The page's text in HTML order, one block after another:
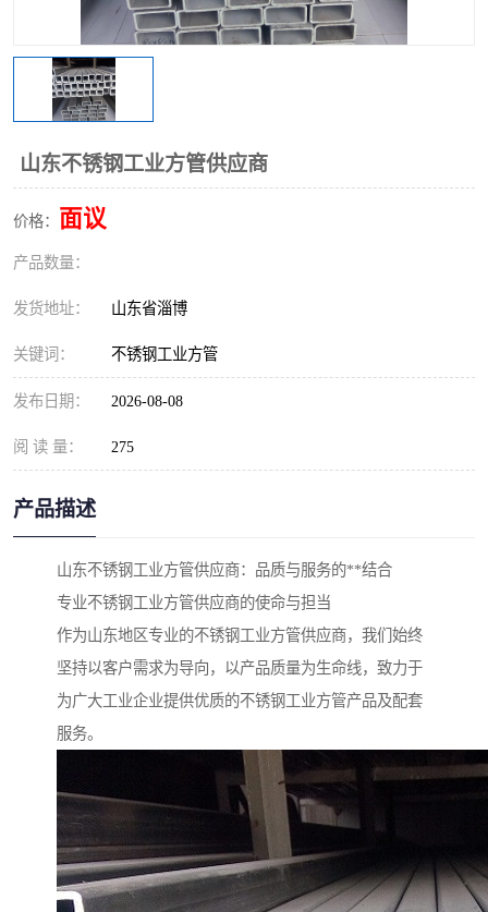
山东不锈钢工业方管供应商
价格： 面议
产品数量：
发货地址： 山东省淄博
关键词： 不锈钢工业方管
发布日期： 2026-08-08
阅 读 量： 275
产品描述
山东不锈钢工业方管供应商：品质与服务的**结合
专业不锈钢工业方管供应商的使命与担当
作为山东地区专业的不锈钢工业方管供应商，我们始终
坚持以客户需求为导向，以产品质量为生命线，致力于
为广大工业企业提供优质的不锈钢工业方管产品及配套
服务。